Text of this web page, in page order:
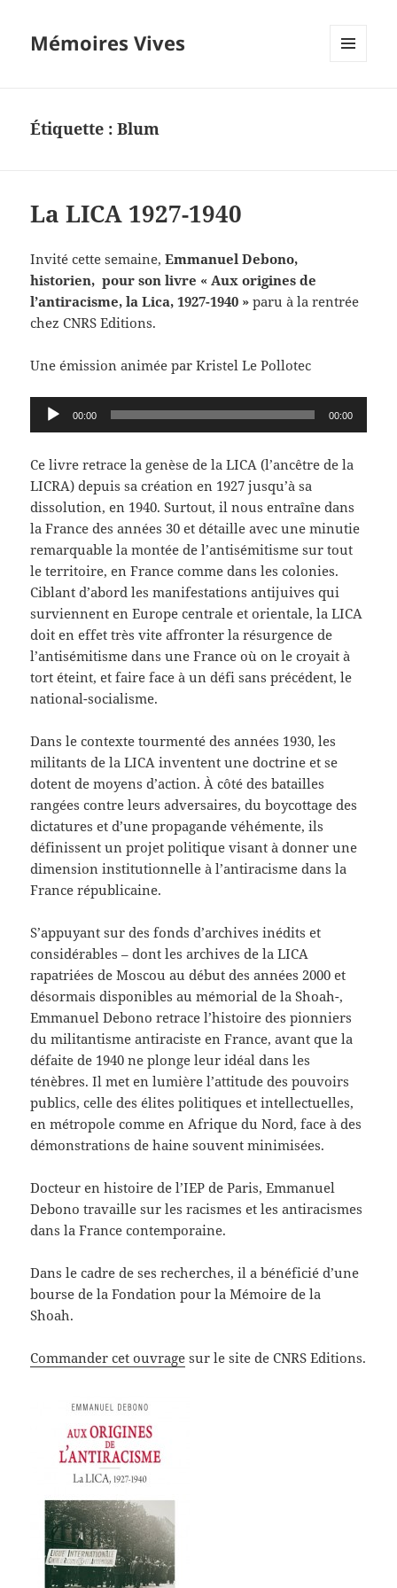
Mémoires Vives
Étiquette :Blum
La LICA 1927-1940
Invité cette semaine,Emmanuel Debono,
historien, pour son livre « Aux origines de
l’antiracisme, la Lica, 1927-1940 » paru à la rentrée
chez CNRS Editions.
Une émission animée par Kristel Le Pollotec
Lecteur
audio
00:00 00:00
Ce livre retrace la genèse de la LICA (l’ancêtre de la
LICRA) depuis sa création en 1927 jusqu’à sa
dissolution, en 1940. Surtout, il nous entraîne dans
la France des années 30 et détaille avec une minutie
remarquable la montée de l’antisémitisme sur tout
le territoire, en France comme dans les colonies.
Ciblant d’abord les manifestations antijuives qui
surviennent en Europe centrale et orientale, la LICA
doit en effet très vite affronter la résurgence de
l’antisémitisme dans une France où on le croyait à
tort éteint, et faire face à un défi sans précédent, le
national-socialisme.
Dans le contexte tourmenté des années 1930, les
militants de la LICA inventent une doctrine et se
dotent de moyens d’action. À côté des batailles
rangées contre leurs adversaires, du boycottage des
dictatures et d’une propagande véhémente, ils
définissent un projet politique visant à donner une
dimension institutionnelle à l’antiracisme dans la
France républicaine.
S’appuyant sur des fonds d’archives inédits et
considérables – dont les archives de la LICA
rapatriées de Moscou au début des années 2000 et
désormais disponibles au mémorial de la Shoah-,
Emmanuel Debono retrace l’histoire des pionniers
du militantisme antiraciste en France, avant que la
défaite de 1940 ne plonge leur idéal dans les
ténèbres. Il met en lumière l’attitude des pouvoirs
publics, celle des élites politiques et intellectuelles,
en métropole comme en Afrique du Nord, face à des
démonstrations de haine souvent minimisées.
Docteur en histoire de l’IEP de Paris, Emmanuel
Debono travaille sur les racismes et les antiracismes
dans la France contemporaine.
Dans le cadre de ses recherches, il a bénéficié d’une
bourse de la Fondation pour la Mémoire de la
Shoah.
Commander cet ouvrage sur le site de CNRS Editions.